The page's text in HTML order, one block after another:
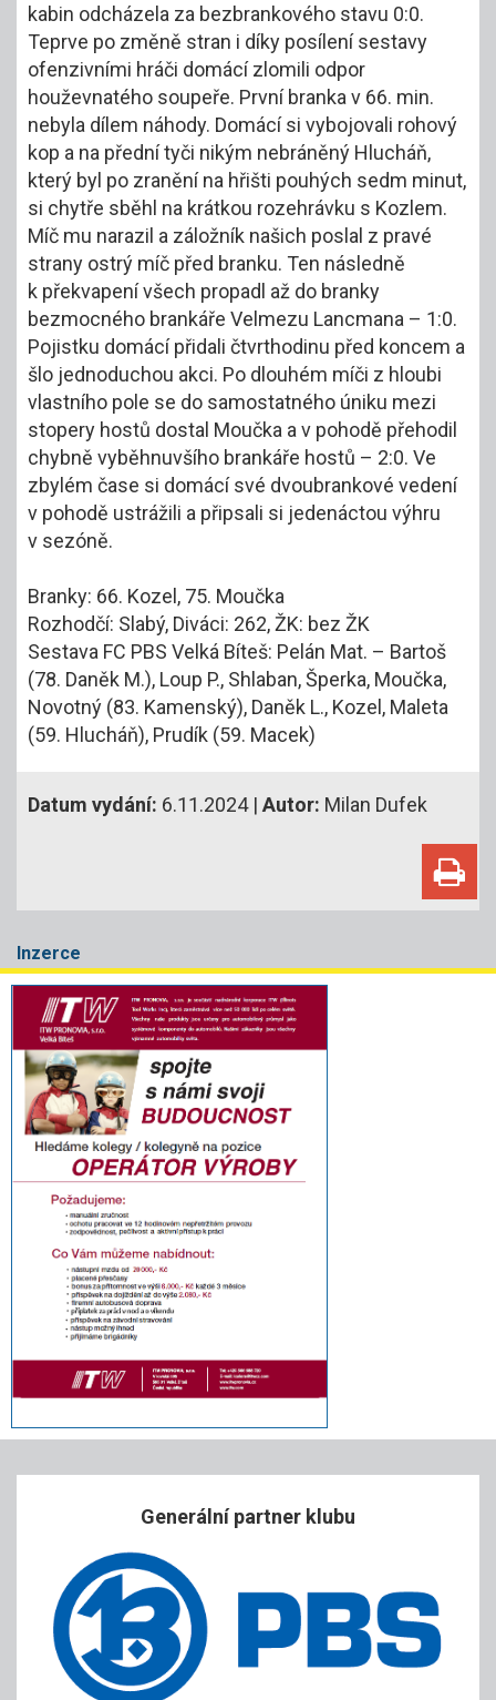
kabin odcházela za bezbrankového stavu 0:0.
Teprve po změně stran i díky posílení sestavy
ofenzivními hráči domácí zlomili odpor
houževnatého soupeře. První branka v 66. min.
nebyla dílem náhody. Domácí si vybojovali rohový
kop a na přední tyči nikým nebráněný Hlucháň,
který byl po zranění na hřišti pouhých sedm minut,
si chytře sběhl na krátkou rozehrávku s Kozlem.
Míč mu narazil a záložník našich poslal z pravé
strany ostrý míč před branku. Ten následně
k překvapení všech propadl až do branky
bezmocného brankáře Velmezu Lancmana – 1:0.
Pojistku domácí přidali čtvrthodinu před koncem a
šlo jednoduchou akci. Po dlouhém míči z hloubi
vlastního pole se do samostatného úniku mezi
stopery hostů dostal Moučka a v pohodě přehodil
chybně vyběhnuvšího brankáře hostů – 2:0. Ve
zbylém čase si domácí své dvoubrankové vedení
v pohodě ustrážili a připsali si jedenáctou výhru
v sezóně.
Branky: 66. Kozel, 75. Moučka
Rozhodčí: Slabý, Diváci: 262, ŽK: bez ŽK
Sestava FC PBS Velká Bíteš: Pelán Mat. – Bartoš
(78. Daněk M.), Loup P., Shlaban, Šperka, Moučka,
Novotný (83. Kamenský), Daněk L., Kozel, Maleta
(59. Hlucháň), Prudík (59. Macek)
Datum vydání: 6.11.2024 | Autor: Milan Dufek
Inzerce
Generální partner klubu